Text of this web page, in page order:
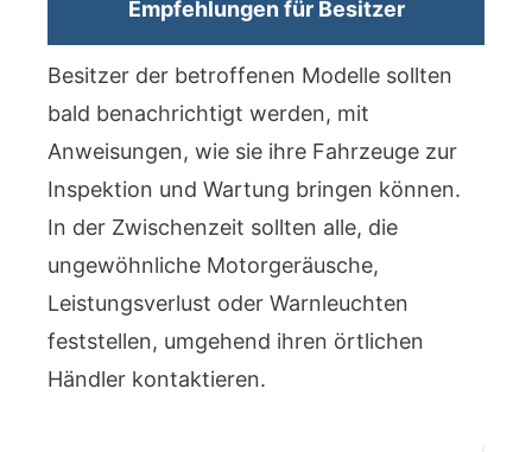
Empfehlungen für Besitzer
Besitzer der betroffenen Modelle sollten
bald benachrichtigt werden, mit
Anweisungen, wie sie ihre Fahrzeuge zur
Inspektion und Wartung bringen können.
In der Zwischenzeit sollten alle, die
ungewöhnliche Motorgeräusche,
Leistungsverlust oder Warnleuchten
feststellen, umgehend ihren örtlichen
Händler kontaktieren.